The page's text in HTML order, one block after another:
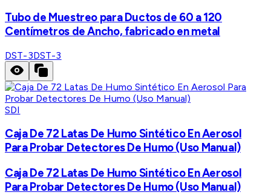
Tubo de Muestreo para Ductos de 60 a 120
Centímetros de Ancho, fabricado en metal
DST-3DST-3
SDI
Caja De 72 Latas De Humo Sintético En Aerosol
Para Probar Detectores De Humo (Uso Manual)
Caja De 72 Latas De Humo Sintético En Aerosol
Para Probar Detectores De Humo (Uso Manual)